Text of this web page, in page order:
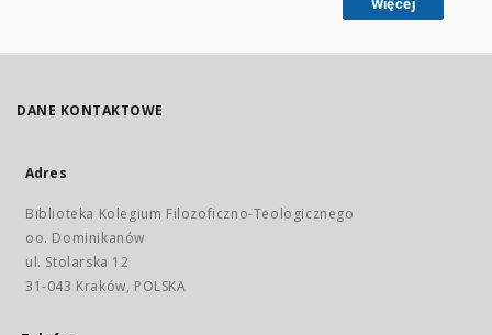
Więcej
DANE KONTAKTOWE
Adres
Biblioteka Kolegium Filozoficzno-Teologicznego
oo. Dominikanów
ul. Stolarska 12
31-043 Kraków, POLSKA